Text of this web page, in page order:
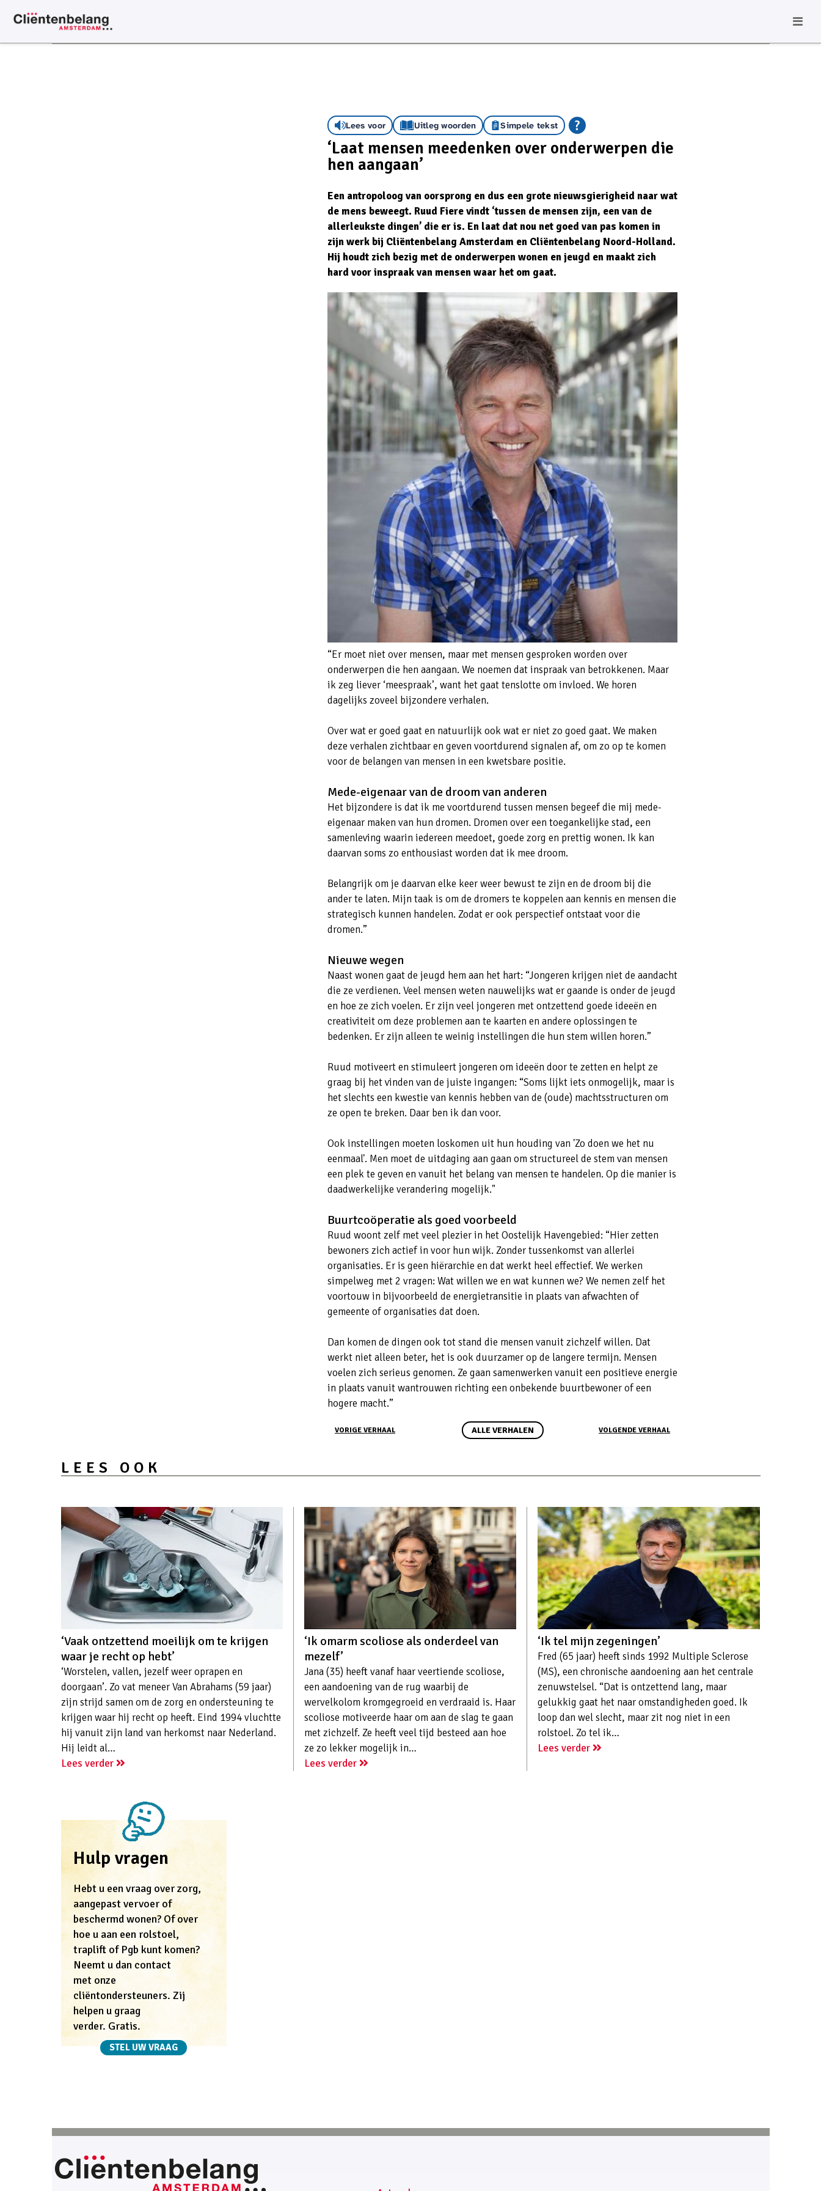
Lees voor Uitleg woorden Simpele tekst
‘Laat mensen meedenken over onderwerpen die
hen aangaan’
Een antropoloog van oorsprong en dus een grote nieuwsgierigheid naar wat
de mens beweegt. Ruud Fiere vindt ‘tussen de mensen zijn, een van de
allerleukste dingen’ die er is. En laat dat nou net goed van pas komen in
zijn werk bij Cliëntenbelang Amsterdam en Cliëntenbelang Noord-Holland.
Hij houdt zich bezig met de onderwerpen wonen en jeugd en maakt zich
hard voor inspraak van mensen waar het om gaat.
“Er moet niet over mensen, maar met mensen gesproken worden over
onderwerpen die hen aangaan. We noemen dat inspraak van betrokkenen. Maar
ik zeg liever ‘meespraak’, want het gaat tenslotte om invloed. We horen
dagelijks zoveel bijzondere verhalen.
Over wat er goed gaat en natuurlijk ook wat er niet zo goed gaat. We maken
deze verhalen zichtbaar en geven voortdurend signalen af, om zo op te komen
voor de belangen van mensen in een kwetsbare positie.
Mede-eigenaar van de droom van anderen
Het bijzondere is dat ik me voortdurend tussen mensen begeef die mij mede-
eigenaar maken van hun dromen. Dromen over een toegankelijke stad, een
samenleving waarin iedereen meedoet, goede zorg en prettig wonen. Ik kan
daarvan soms zo enthousiast worden dat ik mee droom.
Belangrijk om je daarvan elke keer weer bewust te zijn en de droom bij die
ander te laten. Mijn taak is om de dromers te koppelen aan kennis en mensen die
strategisch kunnen handelen. Zodat er ook perspectief ontstaat voor die
dromen.”
Nieuwe wegen
Naast wonen gaat de jeugd hem aan het hart: “Jongeren krijgen niet de aandacht
die ze verdienen. Veel mensen weten nauwelijks wat er gaande is onder de jeugd
en hoe ze zich voelen. Er zijn veel jongeren met ontzettend goede ideeën en
creativiteit om deze problemen aan te kaarten en andere oplossingen te
bedenken. Er zijn alleen te weinig instellingen die hun stem willen horen.”
Ruud motiveert en stimuleert jongeren om ideeën door te zetten en helpt ze
graag bij het vinden van de juiste ingangen: “Soms lijkt iets onmogelijk, maar is
het slechts een kwestie van kennis hebben van de (oude) machtsstructuren om
ze open te breken. Daar ben ik dan voor.
Ook instellingen moeten loskomen uit hun houding van 'Zo doen we het nu
eenmaal'. Men moet de uitdaging aan gaan om structureel de stem van mensen
een plek te geven en vanuit het belang van mensen te handelen. Op die manier is
daadwerkelijke verandering mogelijk."
Buurtcoöperatie als goed voorbeeld
Ruud woont zelf met veel plezier in het Oostelijk Havengebied: “Hier zetten
bewoners zich actief in voor hun wijk. Zonder tussenkomst van allerlei
organisaties. Er is geen hiërarchie en dat werkt heel effectief. We werken
simpelweg met 2 vragen: Wat willen we en wat kunnen we? We nemen zelf het
voortouw in bijvoorbeeld de energietransitie in plaats van afwachten of
gemeente of organisaties dat doen.
Dan komen de dingen ook tot stand die mensen vanuit zichzelf willen. Dat
werkt niet alleen beter, het is ook duurzamer op de langere termijn. Mensen
voelen zich serieus genomen. Ze gaan samenwerken vanuit een positieve energie
in plaats vanuit wantrouwen richting een onbekende buurtbewoner of een
hogere macht.”
VORIGE VERHAAL ALLE VERHALEN VOLGENDE VERHAAL
LEES OOK
‘Vaak ontzettend moeilijk om te krijgen
waar je recht op hebt’
‘Worstelen, vallen, jezelf weer oprapen en
doorgaan’. Zo vat meneer Van Abrahams (59 jaar)
zijn strijd samen om de zorg en ondersteuning te
krijgen waar hij recht op heeft. Eind 1994 vluchtte
hij vanuit zijn land van herkomst naar Nederland.
Hij leidt al…
Lees verder
‘Ik omarm scoliose als onderdeel van
mezelf’
Jana (35) heeft vanaf haar veertiende scoliose,
een aandoening van de rug waarbij de
wervelkolom kromgegroeid en verdraaid is. Haar
scoliose motiveerde haar om aan de slag te gaan
met zichzelf. Ze heeft veel tijd besteed aan hoe
ze zo lekker mogelijk in…
Lees verder
‘Ik tel mijn zegeningen’
Fred (65 jaar) heeft sinds 1992 Multiple Sclerose
(MS), een chronische aandoening aan het centrale
zenuwstelsel. “Dat is ontzettend lang, maar
gelukkig gaat het naar omstandigheden goed. Ik
loop dan wel slecht, maar zit nog niet in een
rolstoel. Zo tel ik…
Lees verder
Hulp vragen
Hebt u een vraag over zorg,
aangepast vervoer of
beschermd wonen? Of over
hoe u aan een rolstoel,
traplift of Pgb kunt komen?
Neemt u dan contact
met onze
cliëntondersteuners. Zij
helpen u graag
verder. Gratis.
STEL UW VRAAG